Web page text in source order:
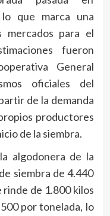
que marca una
mercados para el
fueron
General
oficiales del
de la demanda
productores
de la siembra.
algodonera de la
siembra de 4.440
de 1.800 kilos
por tonelada, lo